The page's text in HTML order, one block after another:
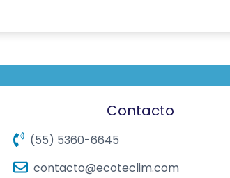
Contacto
(55) 5360-6645
contacto@ecoteclim.com